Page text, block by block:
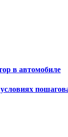
в автомобиле